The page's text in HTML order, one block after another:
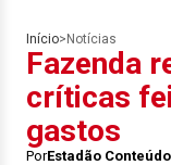
Início> Notícias
Fazenda
críticas
gastos
PorEstadão Conteúdo